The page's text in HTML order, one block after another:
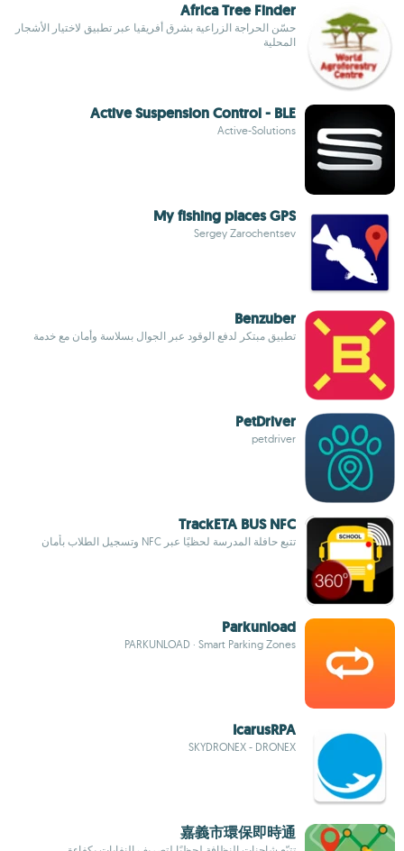
Africa Tree Finder
حسّن الحراجة الزراعية بشرق أفريقيا عبر تطبيق لاختيار الأشجار
المحلية
Active Suspension Control - BLE
Active-Solutions
My fishing places GPS
Sergey Zarochentsev
Benzuber
تطبيق مبتكر لدفع الوقود عبر الجوال بسلاسة وأمان مع خدمة
PetDriver
petdriver
TrackETA BUS NFC
تتبع حافلة المدرسة لحظيًا عبر NFC وتسجيل الطلاب بأمان
Parkunload
PARKUNLOAD · Smart Parking Zones
IcarusRPA
SKYDRONEX - DRONEX
嘉義市環保即時通